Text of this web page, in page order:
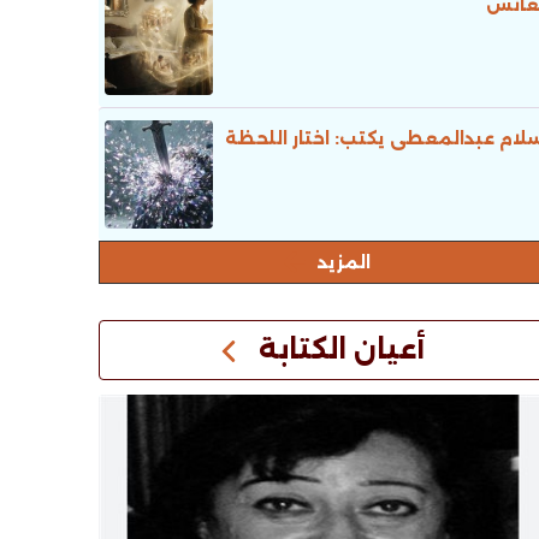
عبدالمعطى يكتب: اختار اللحظة
المزيد
أعيان الكتابة